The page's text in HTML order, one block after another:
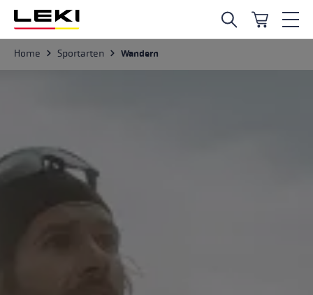
Zum Hauptinhalt springen
Home Sportarten Wandern